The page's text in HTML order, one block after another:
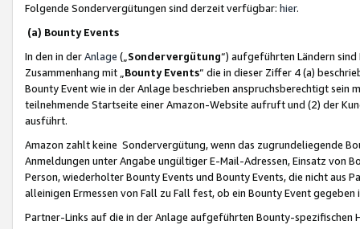
Folgende Sondervergütungen sind derzeit verfügbar: hier.
(a) Bounty Events
In den in derAnlage („ Sondervergütung“) aufgeführten Ländern
Zusammenhang mit „ Bounty Events“ die in dieser Ziffer 4 (a)
Bounty Event wie in der Anlage beschrieben anspruchsberechtigt sein
teilnehmende Startseite einer Amazon-Website aufruft und (2) der
ausführt.
Amazon zahlt keine Sondervergütung, wenn das zugrundeliegende
Anmeldungen unter Angabe ungültiger E-Mail-Adressen, Einsatz von
Person, wiederholter Bounty Events und Bounty Events, die nicht
alleinigen Ermessen von Fall zu Fall fest, ob ein Bounty Event
Partner-Links auf die in der Anlage aufgeführten Bounty-spezifischen